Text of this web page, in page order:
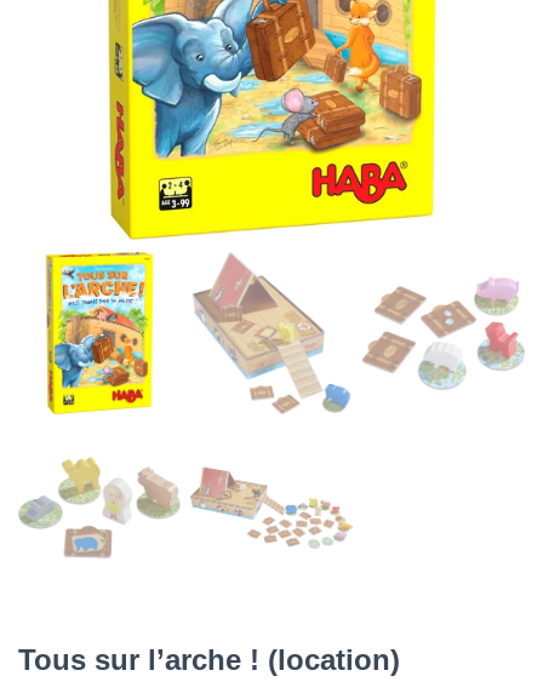
Tous sur l’arche ! (location)